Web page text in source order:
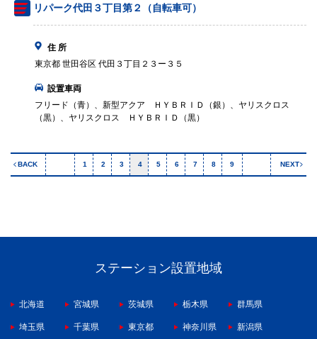
リパーク代田３丁目第２（自転車可）
住 所
東京都 世田谷区 代田３丁目２３ー３５
設置車両
フリード（青）、新型アクア ＨＹＢＲＩＤ（銀）、ヤリスクロス
（黒）、ヤリスクロス ＨＹＢＲＩＤ（黒）
BACK 1 2 3 4 5 6 7 8 9 NEXT
ステーション設置地域
北海道 宮城県 茨城県 栃木県 群馬県
埼玉県 千葉県 東京都 神奈川県 新潟県